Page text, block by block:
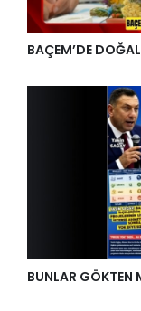
BAÇEM’DE
BUNLAR GÖKTEN